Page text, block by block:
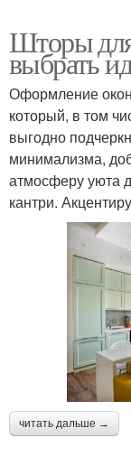
Шторы для
выбрать
Оформление
который, в том
выгодно
минимализма,
атмосферу уюта
кантри.
читать дальше →